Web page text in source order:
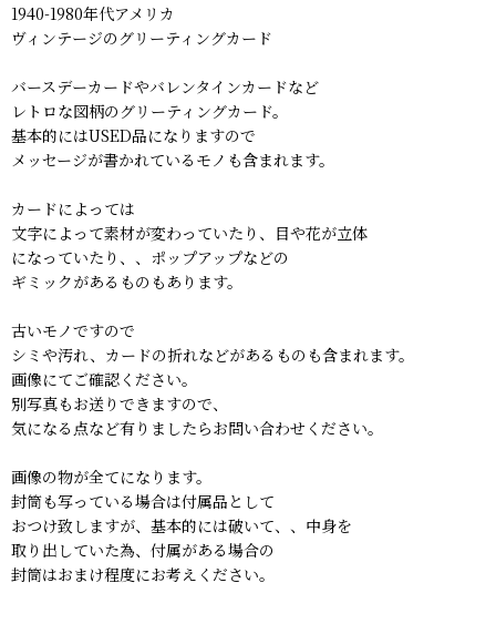
1940-1980年代アメリカ
ヴィンテージのグリーティングカード
バースデーカードやバレンタインカードなど
レトロな図柄のグリーティングカード。
基本的にはUSED品になりますので
メッセージが書かれているモノも含まれます。
カードによっては
文字によって素材が変わっていたり、目や花が立体
になっていたり、、ポップアップなどの
ギミックがあるものもあります。
古いモノですので
シミや汚れ、カードの折れなどがあるものも含まれます。
画像にてご確認ください。
別写真もお送りできますので、
気になる点など有りましたらお問い合わせください。
画像の物が全てになります。
封筒も写っている場合は付属品として
おつけ致しますが、基本的には破いて、、中身を
取り出していた為、付属がある場合の
封筒はおまけ程度にお考えください。